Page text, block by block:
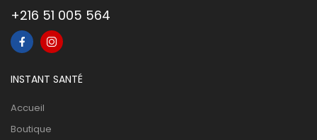
+216 51 005 564
INSTANT SANTÉ
Accueil
Boutique